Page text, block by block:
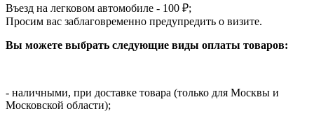
Въезд на легковом автомобиле - 100 ₽;
Просим вас заблаговременно предупредить о визите.
Вы можете выбрать следующие виды оплаты товаров:
- наличными, при доставке товара (только для Москвы и
Московской области);